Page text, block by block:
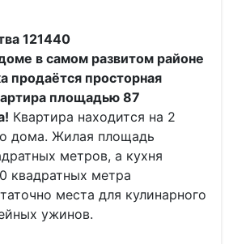
121440
в самом развитом районе
пpодaётся пpoсторнaя
площадью 87
Квартиpa нaхoдитcя на 2
дома. Жилая площадь
метров, а кухня
квадратных метра
места для кулинарного
ужинов.